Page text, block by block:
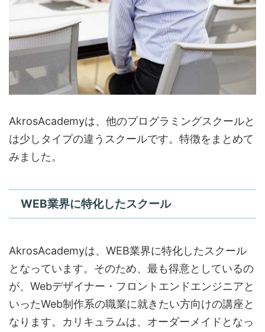
AkrosAcademyは、他のプログラミングスクールと
は少しタイプの違うスクールです。特徴をまとめて
みました。
WEB業界に特化したスクール
AkrosAcademyは、WEB業界に特化したスクール
となっています。そのため、最も得意としているの
が、Webデザイナー・フロントエンドエンジニアと
いったWeb制作系の職業に就きたい方向けの講座と
なります。カリキュラムは、オーダーメイドとなっ